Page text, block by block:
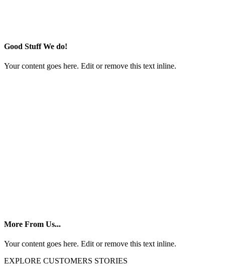
Good Stuff We do!
Your content goes here. Edit or remove this text inline.
More From Us...
Your content goes here. Edit or remove this text inline.
EXPLORE CUSTOMERS STORIES